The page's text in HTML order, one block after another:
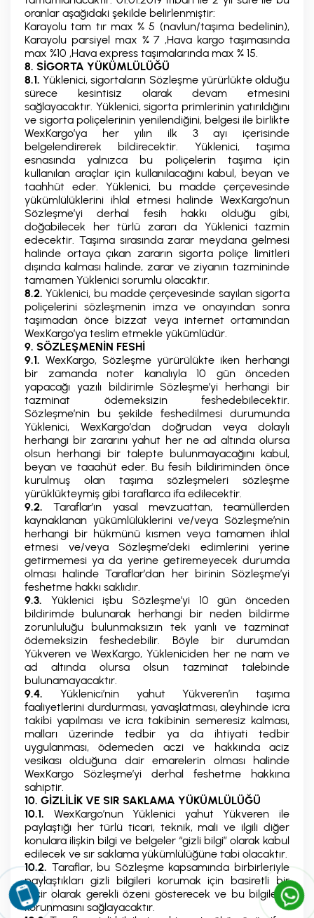
oranlar aşağıdaki şekilde belirlenmiştir:
Karayolu tam tır max % 5 (navlun/taşıma bedelinin),
Karayolu parsiyel max % 7 ,Hava kargo taşımasında
max %10 ,Hava express taşımalarında max % 15.
8. SİGORTA YÜKÜMLÜLÜĞÜ
8.1. Yüklenici, sigortaların Sözleşme yürürlükte olduğu
sürece kesintisiz olarak devam etmesini
sağlayacaktır. Yüklenici, sigorta primlerinin yatırıldığını
ve sigorta poliçelerinin yenilendiğini, belgesi ile birlikte
WexKargo’ya her yılın ilk 3 ayı içerisinde
belgelendirerek bildirecektir. Yüklenici, taşıma
esnasında yalnızca bu poliçelerin taşıma için
kullanılan araçlar için kullanılacağını kabul, beyan ve
taahhüt eder. Yüklenici, bu madde çerçevesinde
yükümlülüklerini ihlal etmesi halinde WexKargo’nun
Sözleşme’yi derhal fesih hakkı olduğu gibi,
doğabilecek her türlü zararı da Yüklenici tazmin
edecektir. Taşıma sırasında zarar meydana gelmesi
halinde ortaya çıkan zararın sigorta poliçe limitleri
dışında kalması halinde, zarar ve ziyanın tazmininde
tamamen Yüklenici sorumlu olacaktır.
8.2. Yüklenici, bu madde çerçevesinde sayılan sigorta
poliçelerini sözleşmenin imza ve onayından sonra
taşımadan önce bizzat veya internet ortamından
WexKargo’ya teslim etmekle yükümlüdür.
9. SÖZLEŞMENİN FESHİ
9.1. WexKargo, Sözleşme yürürülükte iken herhangi
bir zamanda noter kanalıyla 10 gün önceden
yapacağı yazılı bildirimle Sözleşme’yi herhangi bir
tazminat ödemeksizin feshedebilecektir.
Sözleşme’nin bu şekilde feshedilmesi durumunda
Yüklenici, WexKargo’dan doğrudan veya dolaylı
herhangi bir zararını yahut her ne ad altında olursa
olsun herhangi bir talepte bulunmayacağını kabul,
beyan ve taaahüt eder. Bu fesih bildiriminden önce
kurulmuş olan taşıma sözleşmeleri sözleşme
yürüklükteymiş gibi taraflarca ifa edilecektir.
9.2. Taraflar’ın yasal mevzuattan, teamüllerden
kaynaklanan yükümlülüklerini ve/veya Sözleşme’nin
herhangi bir hükmünü kısmen veya tamamen ihlal
etmesi ve/veya Sözleşme’deki edimlerini yerine
getirmemesi ya da yerine getiremeyecek durumda
olması halinde Taraflar’dan her birinin Sözleşme’yi
feshetme hakkı saklıdır.
9.3. Yüklenici işbu Sözleşme’yi 10 gün önceden
bildirimde bulunarak herhangi bir neden bildirme
zorunluluğu bulunmaksızın tek yanlı ve tazminat
ödemeksizin feshedebilir. Böyle bir durumdan
Yükveren ve WexKargo, Yükleniciden her ne nam ve
ad altında olursa olsun tazminat talebinde
bulunamayacaktır.
9.4. Yüklenici’nin yahut Yükveren’in taşıma
faaliyetlerini durdurması, yavaşlatması, aleyhinde icra
takibi yapılması ve icra takibinin semeresiz kalması,
malları üzerinde tedbir ya da ihtiyati tedbir
uygulanması, ödemeden aczi ve hakkında aciz
vesikası olduğuna dair emarelerin olması halinde
WexKargo Sözleşme’yi derhal feshetme hakkına
sahiptir.
10. GİZLİLİK VE SIR SAKLAMA YÜKÜMLÜLÜĞÜ
10.1. WexKargo’nun Yüklenici yahut Yükveren ile
paylaştığı her türlü ticari, teknik, mali ve ilgili diğer
konulara ilişkin bilgi ve belgeler “gizli bilgi” olarak kabul
edilecek ve sır saklama yükümlülüğüne tabi olacaktır.
10.2. Taraflar, bu Sözleşme kapsamında birbirleriyle
paylaştıkları gizli bilgileri korumak için basiretli bir
tacir olarak gerekli özeni gösterecek ve bu bilgilerin
korunmasını sağlayacaktır.